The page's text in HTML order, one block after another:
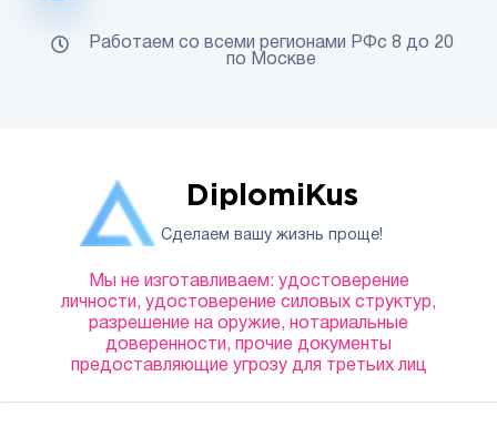
DiplomiKus
Сделаем вашу жизнь проще!
Мы не изготавливаем: удостоверение
личности, удостоверение силовых структур,
разрешение на оружие, нотариальные
доверенности, прочие документы
предоставляющие угрозу для третьих лиц
Работаем со всеми регионами РФс 8 до 20
по Москве